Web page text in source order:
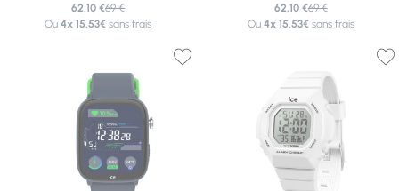
62,10 €69 €
Ou4x 15.53€ sans frais
62,10 €69 €
Ou 4x 15.53€sans frais